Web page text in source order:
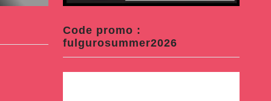
Code promo :
fulgurosummer2026